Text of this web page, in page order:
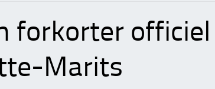
forkorter officiel
Marits